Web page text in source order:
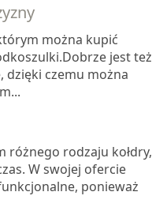
można kupić
jest też
dzięki czemu można
różnego rodzaju kołdry,
W swojej ofercie
ponieważ